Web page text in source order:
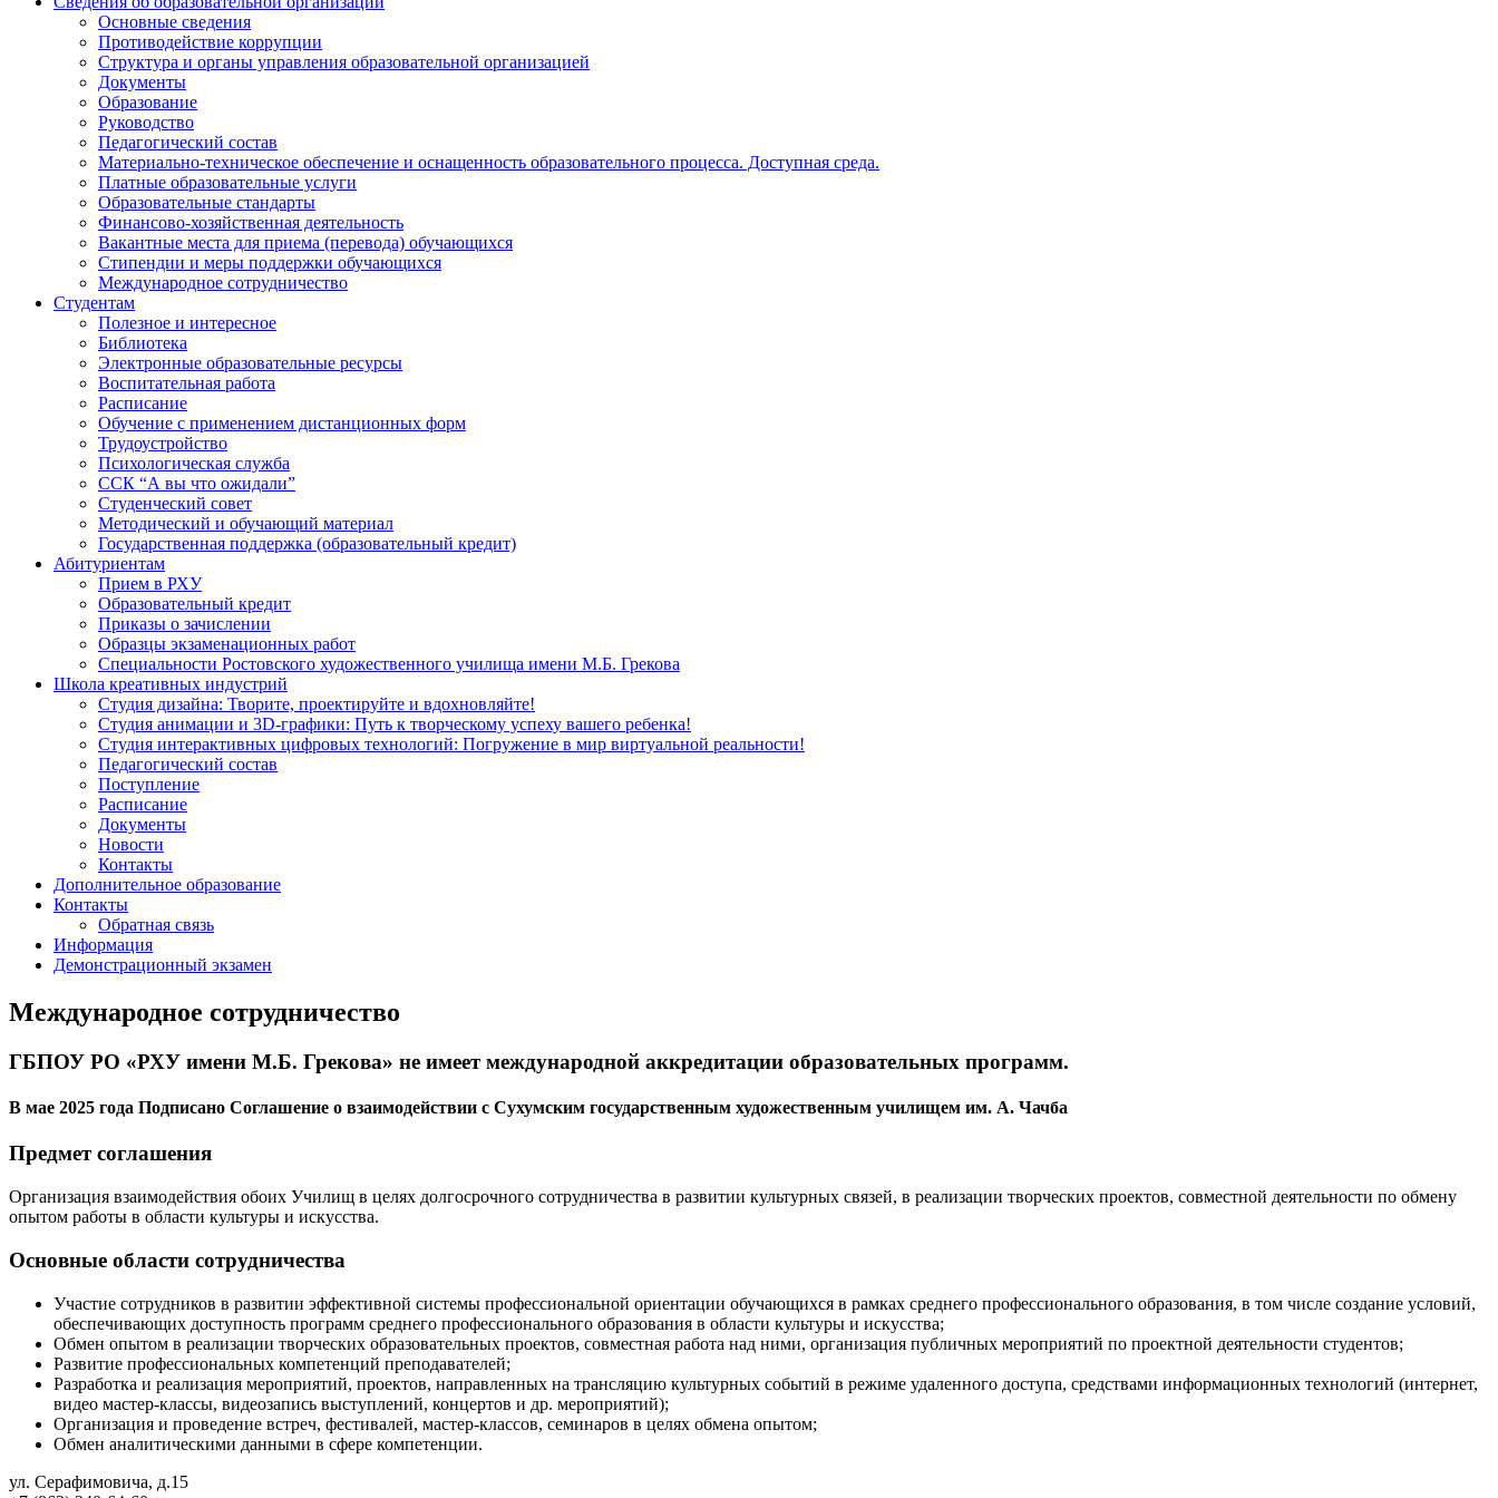
Основные сведения
Противодействие коррупции
Структура и органы управления образовательной организацией
Документы
Образование
Руководство
Педагогический состав
Материально-техническое обеспечение и оснащенность образовательного процесса. Доступная среда.
Платные образовательные услуги
Образовательные стандарты
Финансово-хозяйственная деятельность
Вакантные места для приема (перевода) обучающихся
Стипендии и меры поддержки обучающихся
Международное сотрудничество
Студентам
Полезное и интересное
Библиотека
Электронные образовательные ресурсы
Воспитательная работа
Расписание
Обучение с применением дистанционных форм
Трудоустройство
Психологическая служба
ССК “А вы что ожидали”
Студенческий совет
Методический и обучающий материал
Государственная поддержка (образовательный кредит)
Абитуриентам
Прием в РХУ
Образовательный кредит
Приказы о зачислении
Образцы экзаменационных работ
Специальности Ростовского художественного училища имени М.Б. Грекова
Школа креативных индустрий
Студия дизайна: Творите, проектируйте и вдохновляйте!
Студия анимации и 3D-графики: Путь к творческому успеху вашего ребенка!
Студия интерактивных цифровых технологий: Погружение в мир виртуальной реальности!
Педагогический состав
Поступление
Расписание
Документы
Новости
Контакты
Дополнительное образование
Контакты
Обратная связь
Информация
Демонстрационный экзамен
Международное сотрудничество
ГБПОУ РО «РХУ имени М.Б. Грекова» не имеет международной аккредитации образовательных программ.
В мае 2025 года Подписано Соглашение о взаимодействии с Сухумским государственным художественным училищем им. А. Чачба
Предмет соглашения
Организация взаимодействия обоих Училищ в целях долгосрочного сотрудничества в развитии культурных связей, в реализации творческих проектов, совместной деятельности по обмену
опытом работы в области культуры и искусства.
Основные области сотрудничества
Участие сотрудников в развитии эффективной системы профессиональной ориентации обучающихся в рамках среднего профессионального образования, в том числе создание условий,
обеспечивающих доступность программ среднего профессионального образования в области культуры и искусства;
Обмен опытом в реализации творческих образовательных проектов, совместная работа над ними, организация публичных мероприятий по проектной деятельности студентов;
Развитие профессиональных компетенций преподавателей;
Разработка и реализация мероприятий, проектов, направленных на трансляцию культурных событий в режиме удаленного доступа, средствами информационных технологий (интернет,
видео мастер-классы, видеозапись выступлений, концертов и др. мероприятий);
Организация и проведение встреч, фестивалей, мастер-классов, семинаров в целях обмена опытом;
Обмен аналитическими данными в сфере компетенции.
ул. Серафимовича, д.15